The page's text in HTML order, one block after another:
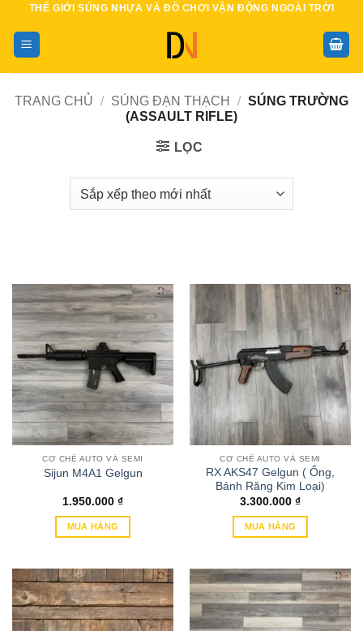
qua
dung
THẾ GIỚI SÚNG NHỰA VÀ ĐỒ CHƠI VẬN ĐỘNG NGOÀI TRỜI
TRANG CHỦ / SÚNG ĐẠN THẠCH / SÚNG TRƯỜNG
(ASSAULT RIFLE)
LỌC
CƠ CHẾ AUTO VÀ SEMI
Sijun M4A1 Gelgun
1.950.000 ₫
MUA HÀNG
CƠ CHẾ AUTO VÀ SEMI
RX AKS47 Gelgun ( Ống,
Bánh Răng Kim Loại)
3.300.000 ₫
MUA HÀNG